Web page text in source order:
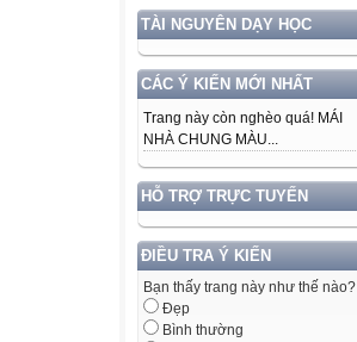
TÀI NGUYÊN DẠY HỌC
CÁC Ý KIẾN MỚI NHẤT
Trang này còn nghèo quá! MÁI
NHÀ CHUNG MÀU...
HỖ TRỢ TRỰC TUYẾN
ĐIỀU TRA Ý KIẾN
Bạn thấy trang này như thế nào?
Đẹp
Bình thường